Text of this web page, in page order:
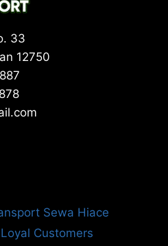
33
12750
Sewa Hiace
Customers